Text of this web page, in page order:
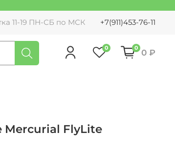
11-19 ПН-СБ по МСК +7(911)453-76-11
0 0 0 ₽
FlyLite